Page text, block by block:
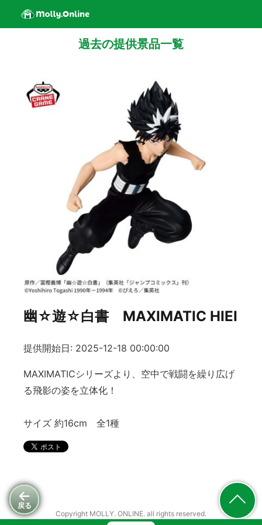
戻る
過去の提供景品一覧
幽☆遊☆白書 MAXIMATIC HIEI
提供開始日: 2025-12-18 00:00:00
MAXIMATICシリーズより、空中で戦闘を繰り広げ
る飛影の姿を立体化！
サイズ 約16cm 全1種
Copyright MOLLY. ONLINE. all rights reserved.